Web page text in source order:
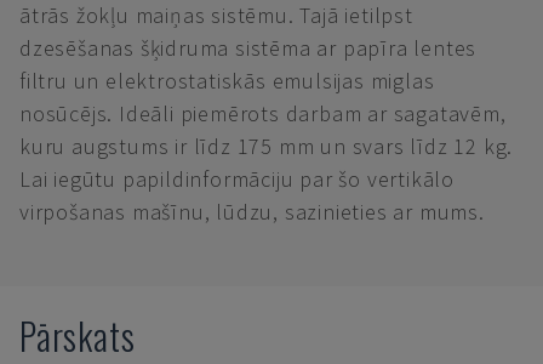
ātrās žokļu maiņas sistēmu. Tajā ietilpst
dzesēšanas šķidruma sistēma ar papīra lentes
filtru un elektrostatiskās emulsijas miglas
nosūcējs. Ideāli piemērots darbam ar sagatavēm,
kuru augstums ir līdz 175 mm un svars līdz 12 kg.
Lai iegūtu papildinformāciju par šo vertikālo
virpošanas mašīnu, lūdzu, sazinieties ar mums.
Pārskats